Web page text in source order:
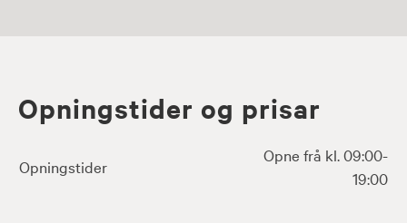
Opningstider og prisar
Opningstider
Opne frå kl. 09:00-
19:00